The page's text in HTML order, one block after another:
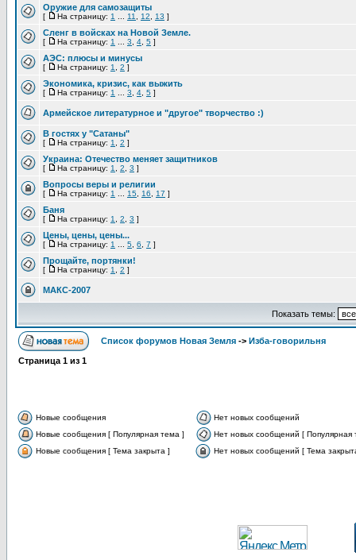
Оружие для самозащиты
[ На страницу: 1 11 12 13 ]
Сленг в войсках на Новой Земле.
[ На страницу: 1 3 4 5 ]
АЭС: плюсы и минусы
[ На страницу: 1 2 ]
Экономика, кризис, как выжить
[ На страницу: 1 3 4 5 ]
Армейское литературное и "другое" творчество :)
В гостях у "Сатаны"
[ На страницу: 1 2 ]
Украина: Отечество меняет защитников
[ На страницу: 1 2 3 ]
Вопросы веры и религии
[ На страницу: 1 15 16 17 ]
Баня
[ На страницу: 1 2 3 ]
Цены, цены, цены...
[ На страницу: 1 5 6 7 ]
Прощайте, портянки!
[ На страницу: 1 2 ]
МАКС-2007
Показать темы:
Список форумов Новая Земля -> Изба-говорильня
Страница 1 из 1
Новые сообщения
Нет новых сообщений
Новые сообщения [ Популярная тема ]
Нет новых сообщений [ Популярная
Новые сообщения [ Тема закрыта ]
Нет новых сообщений [ Тема